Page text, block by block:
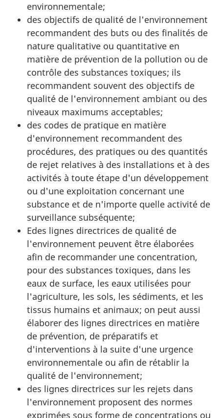
environnementale;
des objectifs de qualité de l'environnement
recommandent des buts ou des finalités de
nature qualitative ou quantitative en
matière de prévention de la pollution ou de
contrôle des substances toxiques; ils
recommandent souvent des objectifs de
qualité de l'environnement ambiant ou des
niveaux maximums acceptables;
des codes de pratique en matière
d'environnement recommandent des
procédures, des pratiques ou des quantités
de rejet relatives à des installations et à des
activités à toute étape d'un développement
ou d'une exploitation concernant une
substance et de n'importe quelle activité de
surveillance subséquente;
Edes lignes directrices de qualité de
l'environnement peuvent être élaborées
afin de recommander une concentration,
pour des substances toxiques, dans les
eaux de surface, les eaux utilisées pour
l'agriculture, les sols, les sédiments, et les
tissus humains et animaux; on peut aussi
élaborer des lignes directrices en matière
de prévention, de préparatifs et
d'interventions à la suite d'une urgence
environnementale ou afin de rétablir la
qualité de l'environnement;
des lignes directrices sur les rejets dans
l'environnement proposent des normes
exprimées sous forme de concentrations ou